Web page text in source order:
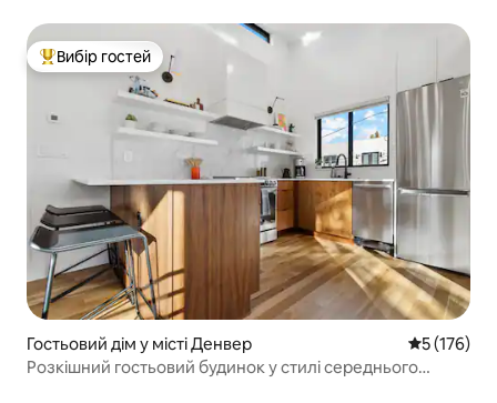
Топ вибір гостей
Вибір гостей
Гостьовий дім у місті Денвер Середня
5 (176)
Розкішний гостьовий будинок у стилі середнього